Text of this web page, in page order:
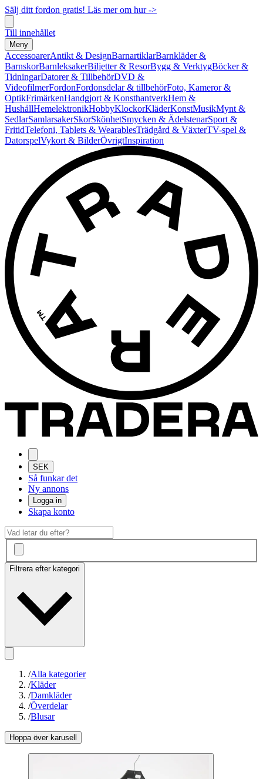
Sälj ditt fordon gratis! Läs mer om hur ->
Till innehållet
Meny
AccessoarerAntikt & DesignBarnartiklarBarnkläder &
BarnskorBarnleksakerBiljetter & ResorBygg & VerktygBöcker &
TidningarDatorer & TillbehörDVD &
VideofilmerFordonFordonsdelar & tillbehörFoto, Kameror &
OptikFrimärkenHandgjort & KonsthantverkHem &
HushållHemelektronikHobbyKlockorKläderKonstMusikMynt &
SedlarSamlarsakerSkorSkönhetSmycken & ÄdelstenarSport &
FritidTelefoni, Tablets & WearablesTrädgård & VäxterTV-spel &
DatorspelVykort & BilderÖvrigtInspiration
SEK
Så funkar det
Ny annons
Logga in
Skapa konto
Filtrera efter kategori
/Alla kategorier
/Kläder
/Damkläder
/Överdelar
/Blusar
Hoppa över karusell